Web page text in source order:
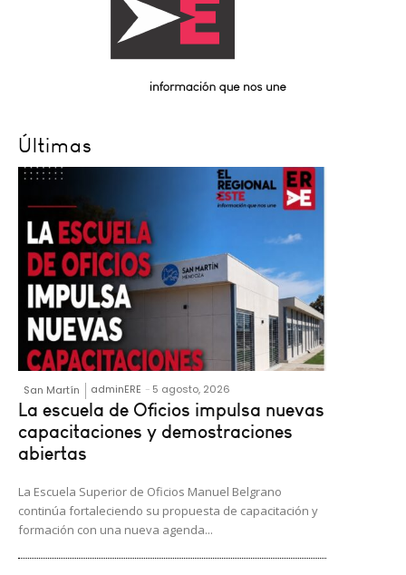
Últimas
San Martín adminERE - 5 agosto, 2026
La escuela de Oficios impulsa nuevas
capacitaciones y demostraciones
abiertas
La Escuela Superior de Oficios Manuel Belgrano
continúa fortaleciendo su propuesta de capacitación y
formación con una nueva agenda...